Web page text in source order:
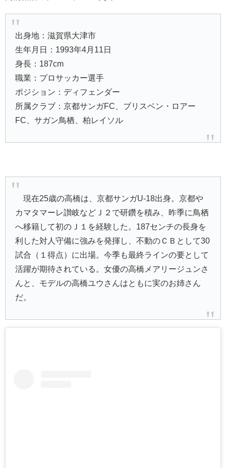
出身地：滋賀県大津市
生年月日：1993年4月11日
身長：187cm
職業：プロサッカー選手
ポジション：ディフェンダー
所属クラブ：京都サンガFC、ブリスベン・ロアー
FC、サガン鳥栖、柏レイソル
現在25歳の高橋は、京都サンガU-18出身。京都や
カマタマーレ讃岐などＪ２で研鑽を積み、昨季に鳥栖
へ移籍して初のＪ１を経験した。187センチの長身を
利した対人守備に強みを発揮し、不動のＣＢとして30
試合（１得点）に出場。今季も最終ラインの要として
活躍が期待されている。女優の高橋メアリージュンさ
んと、モデルの高橋ユウさんはともに実のお姉さん
だ。